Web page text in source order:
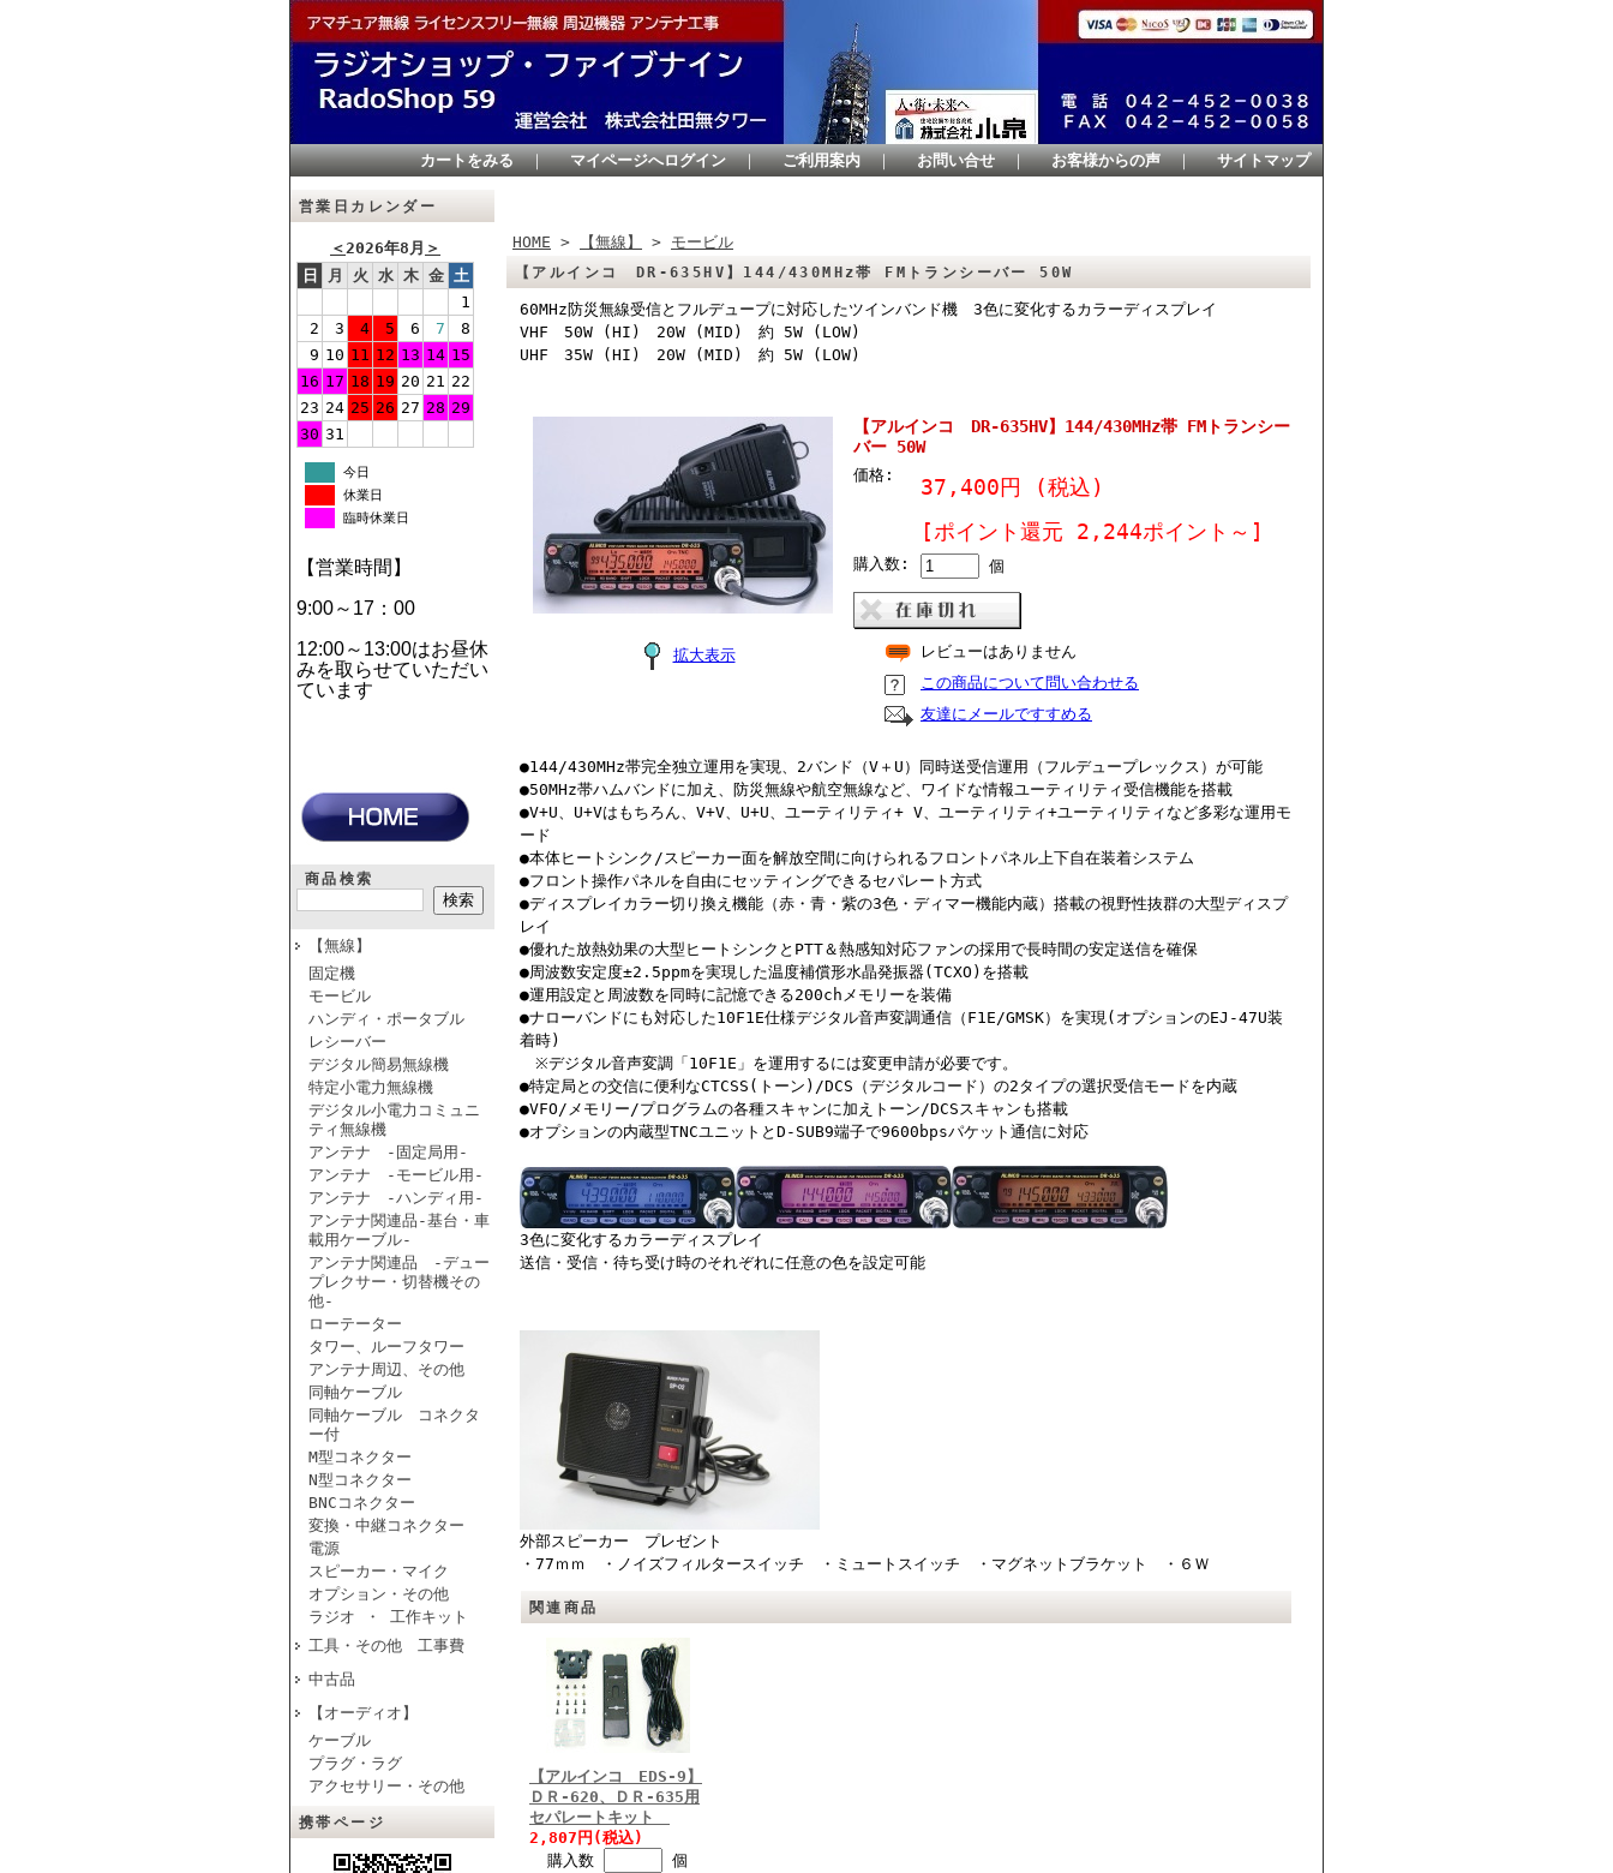
カートをみる ｜ マイページへログイン ｜ ご利用案内 ｜ お問い合せ ｜ お客様からの声 ｜ サイトマップ
営業日カレンダー
＜2026年8月 ＞
日
月 火 水 木 金 土
1
2
3 4 5 6 7
8
9 10 11 12 13 14 15
16 17 18 19 20 21 22
23 24 25 26 27 28 29
30 31
今日
休業日
臨時休業日
【営業時間】
9:00～17：00
12:00～13:00はお昼休
みを取らせていただい
ています
商品検索
【無線】
固定機
モービル
ハンディ・ポータブル
レシーバー
デジタル簡易無線機
特定小電力無線機
デジタル小電力コミュニ
ティ無線機
アンテナ -固定局用-
アンテナ -モービル用-
アンテナ -ハンディ用-
アンテナ関連品-基台・車
載用ケーブル-
アンテナ関連品 -デュー
プレクサー・切替機その
他-
ローテーター
タワー、ルーフタワー
アンテナ周辺、その他
同軸ケーブル
同軸ケーブル コネクタ
ー付
M型コネクター
N型コネクター
BNCコネクター
変換・中継コネクター
電源
スピーカー・マイク
オプション・その他
ラジオ ・ 工作キット
工具・その他 工事費
中古品
【オーディオ】
ケーブル
プラグ・ラグ
アクセサリー・その他
携帯ページ
HOME > 【無線】 > モービル
【アルインコ DR-635HV】144/430MHz帯 FMトランシーバー 50W
60MHz防災無線受信とフルデュープに対応したツインバンド機 3色に変化するカラーディスプレイ
VHF 50W (HI) 20W (MID) 約 5W (LOW)
UHF 35W (HI) 20W (MID) 約 5W (LOW)
拡大表示
【アルインコ DR-635HV】144/430MHz帯 FMトランシー
バー 50W
価格: 37,400円
(税込)
[ポイント還元 2,244ポイント～]
購入数: 個
レビューはありません
この商品について問い合わせる
友達にメールですすめる
●144/430MHz帯完全独立運用を実現、2バンド（V＋U）同時送受信運用（フルデュープレックス）が可能
●50MHz帯ハムバンドに加え、防災無線や航空無線など、ワイドな情報ユーティリティ受信機能を搭載
●V+U、U+Vはもちろん、V+V、U+U、ユーティリティ+ V、ユーティリティ+ユーティリティなど多彩な運用モ
ード
●本体ヒートシンク/スピーカー面を解放空間に向けられるフロントパネル上下自在装着システム
●フロント操作パネルを自由にセッティングできるセパレート方式
●ディスプレイカラー切り換え機能（赤・青・紫の3色・ディマー機能内蔵）搭載の視野性抜群の大型ディスプ
レイ
●優れた放熱効果の大型ヒートシンクとPTT＆熱感知対応ファンの採用で長時間の安定送信を確保
●周波数安定度±2.5ppmを実現した温度補償形水晶発振器(TCXO)を搭載
●運用設定と周波数を同時に記憶できる200chメモリーを装備
●ナローバンドにも対応した10F1E仕様デジタル音声変調通信（F1E/GMSK）を実現(オプションのEJ-47U装
着時)
※デジタル音声変調「10F1E」を運用するには変更申請が必要です。
●特定局との交信に便利なCTCSS(トーン)/DCS（デジタルコード）の2タイプの選択受信モードを内蔵
●VFO/メモリー/プログラムの各種スキャンに加えトーン/DCSスキャンも搭載
●オプションの内蔵型TNCユニットとD-SUB9端子で9600bpsパケット通信に対応
3色に変化するカラーディスプレイ
送信・受信・待ち受け時のそれぞれに任意の色を設定可能
外部スピーカー プレゼント
・77ｍｍ ・ノイズフィルタースイッチ ・ミュートスイッチ ・マグネットブラケット ・６Ｗ
関連商品
【アルインコ EDS-9】
ＤＲ-620、ＤＲ-635用
セパレートキット
2,807円(税込)
購入数
個